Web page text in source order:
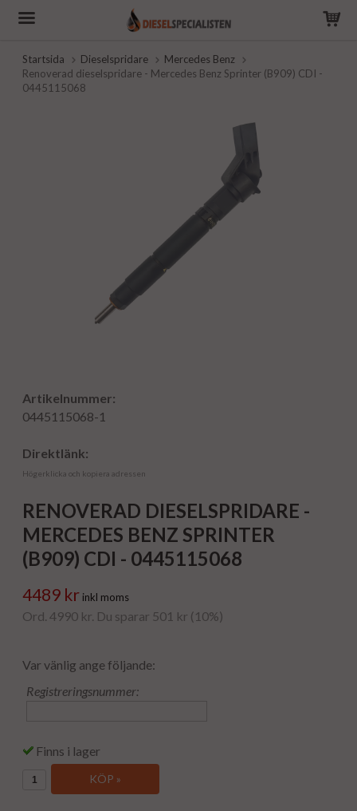
Startsida Dieselspridare
Mercedes Benz
Renoverad dieselspridare - Mercedes Benz Sprinter (B909) CDI -
0445115068
Artikelnummer:
0445115068-1
Direktlänk:
Högerklicka och kopiera adressen
RENOVERAD DIESELSPRIDARE -
MERCEDES BENZ SPRINTER
(B909) CDI - 0445115068
4489 kr inkl moms
Ord. 4990 kr. Du sparar 501 kr (10%)
Var vänlig ange följande:
Registreringsnummer:
Finns i lager
KÖP »